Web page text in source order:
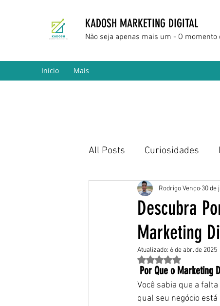
KADOSH MARKETING DIGITAL
Não seja apenas mais um - O momento
Início Mais
All Posts Curiosidades
Marketing Digital
Descubra
Marketing
Rodrigo Venço 30 de
Atualizado: 6 de abr. de 2025
Avaliado com NaN de
Por Que o Marketing
Você sabia que a
qual seu negócio